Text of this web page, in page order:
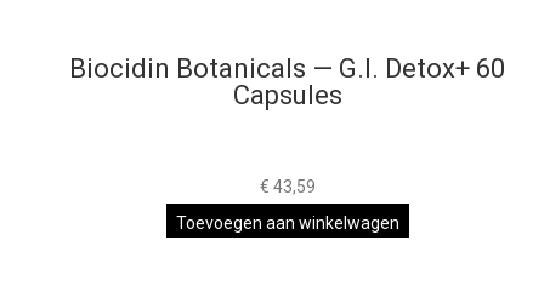
Biocidin Botanicals — G.I. Detox+ 60
Capsules
€ 43,59
Toevoegen aan winkelwagen